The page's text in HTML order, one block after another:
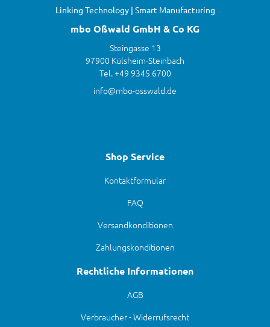
Linking Technology | Smart Manufacturing
mbo Oßwald GmbH & Co KG
Steingasse 13
97900 Külsheim-Steinbach
Tel. +49 9345 6700
info@mbo-osswald.de
Shop Service
Kontaktformular
FAQ
Versandkonditionen
Zahlungskonditionen
Rechtliche Informationen
AGB
Verbraucher - Widerrufsrecht